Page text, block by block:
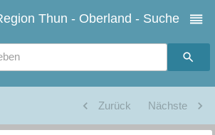
Thun - Oberland - Suche
Zurück Nächste